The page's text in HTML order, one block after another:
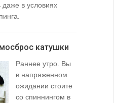
даже в условиях
катушки
Раннее утро. Вы
в напряженном
ожидании стоите
со спиннингом в